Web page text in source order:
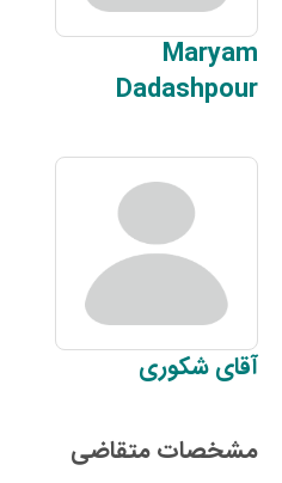
Maryam
Dadashpour
آقایشکوری
مشخصات متقاضی